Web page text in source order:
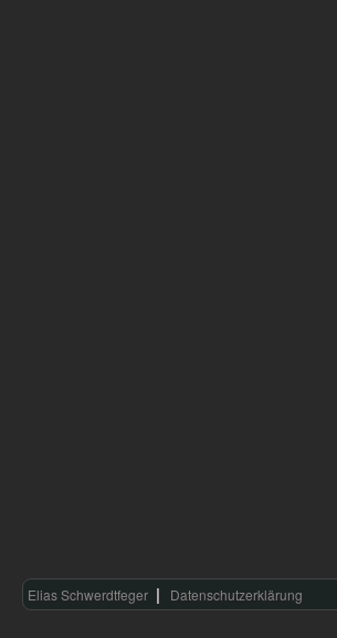
Elias Schwerdtfeger Datenschutzerklärung